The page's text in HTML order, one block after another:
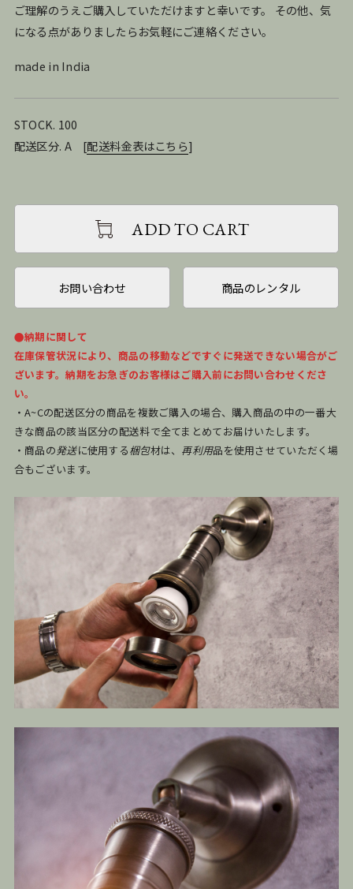
ご理解のうえご購入していただけますと幸いです。 その他、気
になる点がありましたらお気軽にご連絡ください。
made in India
STOCK. 100
配送区分. A [配送料金表はこちら]
ADD TO CART
お問い合わせ 商品のレンタル
●納期に関して
在庫保管状況により、商品の移動などですぐに発送できない場合がご
ざいます。納期をお急ぎのお客様はご購入前にお問い合わせくださ
い。
・A~Cの配送区分の商品を複数ご購入の場合、購入商品の中の一番大
きな商品の該当区分の配送料で全てまとめてお届けいたします。
・商品の発送に使用する梱包材は、 再利用品を使用させていただく場
合もございます。